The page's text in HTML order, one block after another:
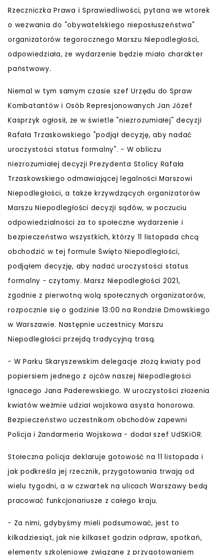
Rzeczniczka Prawa i Sprawiedliwości, pytana we wtorek
o wezwania do "obywatelskiego nieposłuszeństwa"
organizatorów tegorocznego Marszu Niepodległości,
odpowiedziała, że wydarzenie będzie miało charakter
państwowy.
Niemal w tym samym czasie szef Urzędu do Spraw
Kombatantów i Osób Represjonowanych Jan Józef
Kasprzyk ogłosił, że w świetle "niezrozumiałej" decyzji
Rafała Trzaskowskiego "podjął decyzję, aby nadać
uroczystości status formalny". - W obliczu
niezrozumiałej decyzji Prezydenta Stolicy Rafała
Trzaskowskiego odmawiającej legalności Marszowi
Niepodległości, a także krzywdzących organizatorów
Marszu Niepodległości decyzji sądów, w poczuciu
odpowiedzialności za to społeczne wydarzenie i
bezpieczeństwo wszystkich, którzy 11 listopada chcą
obchodzić w tej formule Święto Niepodległości,
podjąłem decyzję, aby nadać uroczystości status
formalny - czytamy. Marsz Niepodległości 2021,
zgodnie z pierwotną wolą społecznych organizatorów,
rozpocznie się o godzinie 13:00 na Rondzie Dmowskiego
w Warszawie. Następnie uczestnicy Marszu
Niepodległości przejdą tradycyjną trasą.
- W Parku Skaryszewskim delegacje złożą kwiaty pod
popiersiem jednego z ojców naszej Niepodległości
Ignacego Jana Paderewskiego. W uroczystości złożenia
kwiatów weźmie udział wojskowa asysta honorowa.
Bezpieczeństwo uczestnikom obchodów zapewni
Policja i Żandarmeria Wojskowa - dodał szef UdSKiOR.
Stołeczna policja deklaruje gotowość na 11 listopada i
jak podkreśla jej rzecznik, przygotowania trwają od
wielu tygodni, a w czwartek na ulicach Warszawy bedą
pracować funkcjonariusze z całego kraju.
- Za nimi, gdybyśmy mieli podsumować, jest to
kilkadziesiąt, jak nie kilkaset godzin odpraw, spotkań,
elementy szkoleniowe związane z przygotowaniem